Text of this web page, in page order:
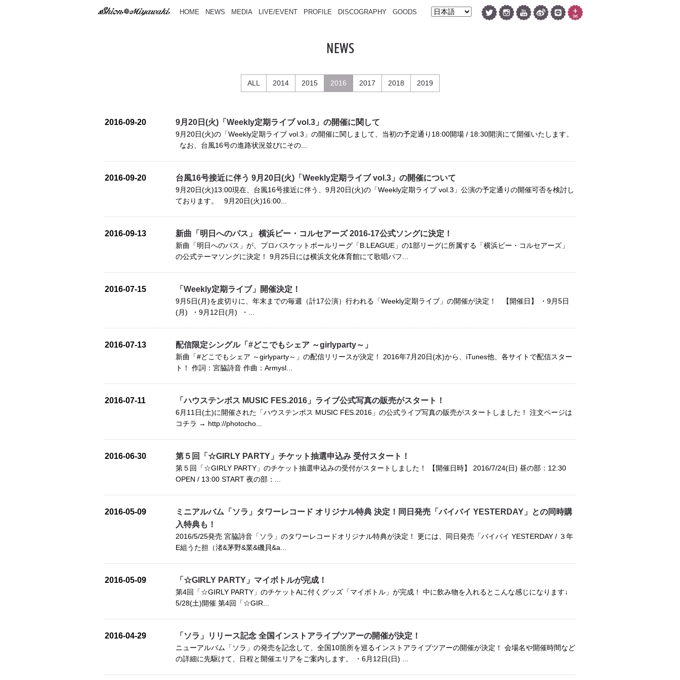
HOME NEWS MEDIA LIVE/EVENT PROFILE DISCOGRAPHY GOODS
NEWS
ALL 2014 2015 2016 2017 2018 2019
2016-09-20 9月20日(火)「Weekly定期ライブ vol.3」の開催に関して
9月20日(火)の「Weekly定期ライブ vol.3」の開催に関しまして、当初の予定通り18:00開場 / 18:30開演にて開催いたします。
なお、台風16号の進路状況並びにその...
2016-09-20 台風16号接近に伴う 9月20日(火)「Weekly定期ライブ vol.3」の開催について
9月20日(火)13:00現在、台風16号接近に伴う、9月20日(火)の「Weekly定期ライブ vol.3」公演の予定通りの開催可否を検討し
ております。 9月20日(火)16:00...
2016-09-13 新曲「明日へのパス」 横浜ビー・コルセアーズ 2016-17公式ソングに決定！
新曲「明日へのパス」が、プロバスケットボールリーグ「B.LEAGUE」の1部リーグに所属する「横浜ビー・コルセアーズ」
の公式テーマソングに決定！ 9月25日には横浜文化体育館にて歌唱パフ...
2016-07-15 「Weekly定期ライブ」開催決定！
9月5日(月)を皮切りに、年末までの毎週（計17公演）行われる「Weekly定期ライブ」の開催が決定！ 【開催日】 ・9月5日
(月) ・9月12日(月) ・...
2016-07-13 配信限定シングル「#どこでもシェア ～girlyparty～」
新曲「#どこでもシェア ～girlyparty～」の配信リリースが決定！ 2016年7月20日(水)から、iTunes他、各サイトで配信スター
ト！ 作詞：宮脇詩音 作曲：Armysl...
2016-07-11 「ハウステンボス MUSIC FES.2016」ライブ公式写真の販売がスタート！
6月11日(土)に開催された「ハウステンボス MUSIC FES.2016」の公式ライブ写真の販売がスタートしました！ 注文ページは
コチラ → http://photocho...
2016-06-30 第５回「☆GIRLY PARTY」チケット抽選申込み 受付スタート！
第５回「☆GIRLY PARTY」のチケット抽選申込みの受付がスタートしました！ 【開催日時】 2016/7/24(日) 昼の部：12:30
OPEN / 13:00 START 夜の部：...
2016-05-09
ミニアルバム「ソラ」タワーレコード オリジナル特典 決定！同日発売「バイバイ YESTERDAY」との同時購
入特典も！
2016/5/25発売 宮脇詩音「ソラ」のタワーレコードオリジナル特典が決定！ 更には、同日発売「バイバイ YESTERDAY / ３年
E組うた担（渚&茅野&業&磯貝&a...
2016-05-09 「☆GIRLY PARTY」マイボトルが完成！
第4回「☆GIRLY PARTY」のチケットAに付くグッズ「マイボトル」が完成！ 中に飲み物を入れるとこんな感じになります↓
5/28(土)開催 第4回「☆GIR...
2016-04-29 「ソラ」リリース記念 全国インストアライブツアーの開催が決定！
ニューアルバム「ソラ」の発売を記念して、全国10箇所を巡るインストアライブツアーの開催が決定！ 会場名や開催時間など
の詳細に先駆けて、日程と開催エリアをご案内します。 ・6月12日(日) ...